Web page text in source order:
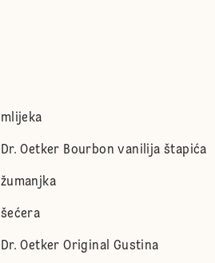
mlijeka
Dr. Oetker Bourbon vanilija štapića
žumanjka
šećera
Dr. Oetker Original Gustina